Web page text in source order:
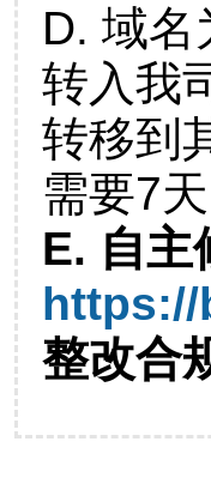
D. 域
转入我
转移到
需要7天
E. 自主
整改合